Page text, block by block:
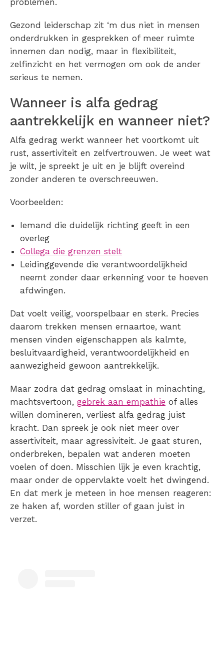
problemen.
Gezond leiderschap zit ‘m dus niet in mensen
onderdrukken in gesprekken of meer ruimte
innemen dan nodig, maar in flexibiliteit,
zelfinzicht en het vermogen om ook de ander
serieus te nemen.
Wanneer is alfa gedrag
aantrekkelijk en wanneer niet?
Alfa gedrag werkt wanneer het voortkomt uit
rust, assertiviteit en zelfvertrouwen. Je weet wat
je wilt, je spreekt je uit en je blijft overeind
zonder anderen te overschreeuwen.
Voorbeelden:
Iemand die duidelijk richting geeft in een
overleg
Collega die grenzen stelt
Leidinggevende die verantwoordelijkheid
neemt zonder daar erkenning voor te hoeven
afdwingen.
Dat voelt veilig, voorspelbaar en sterk. Precies
daarom trekken mensen ernaartoe, want
mensen vinden eigenschappen als kalmte,
besluitvaardigheid, verantwoordelijkheid en
aanwezigheid gewoon aantrekkelijk.
Maar zodra dat gedrag omslaat in minachting,
machtsvertoon, gebrek aan empathie of alles
willen domineren, verliest alfa gedrag juist
kracht. Dan spreek je ook niet meer over
assertiviteit, maar agressiviteit. Je gaat sturen,
onderbreken, bepalen wat anderen moeten
voelen of doen. Misschien lijk je even krachtig,
maar onder de oppervlakte voelt het dwingend.
En dat merk je meteen in hoe mensen reageren:
ze haken af, worden stiller of gaan juist in
verzet.